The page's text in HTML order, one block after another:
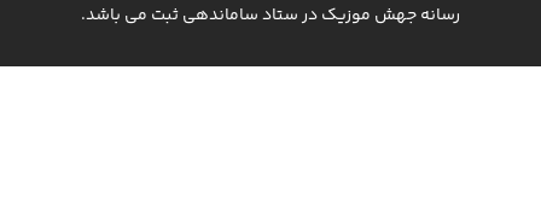
رسانه جهش موزیک در ستاد ساماندهی ثبت می باشد.